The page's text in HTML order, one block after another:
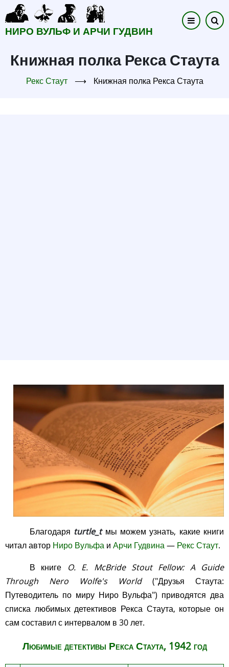
Перейти
основному
НИРО ВУЛЬФ И АРЧИ ГУДВИН
Книжная полка Рекса Стаута
Рекс Стаут ⟶ Книжная полка Рекса Стаута
Благодаря turtle_tмы можем узнать, какие книги
читал автор Ниро Вульфа и Арчи Гудвина— Рекс Стаут.
В книге
O. E. McBride Stout Fellow: A Guide
Through Nero Wolfe's World("Друзья Стаута:
Путеводитель по миру Ниро Вульфа") приводятся два
списка любимых детективов Рекса Стаута, которые он
сам составил с интервалом в 30 лет.
Любимые детективы Рекса Стаута, 1942 год